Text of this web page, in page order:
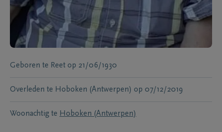
Geboren te Reet op 21/06/1930
Overleden te Hoboken (Antwerpen) op 07/12/2019
Woonachtig te Hoboken (Antwerpen)